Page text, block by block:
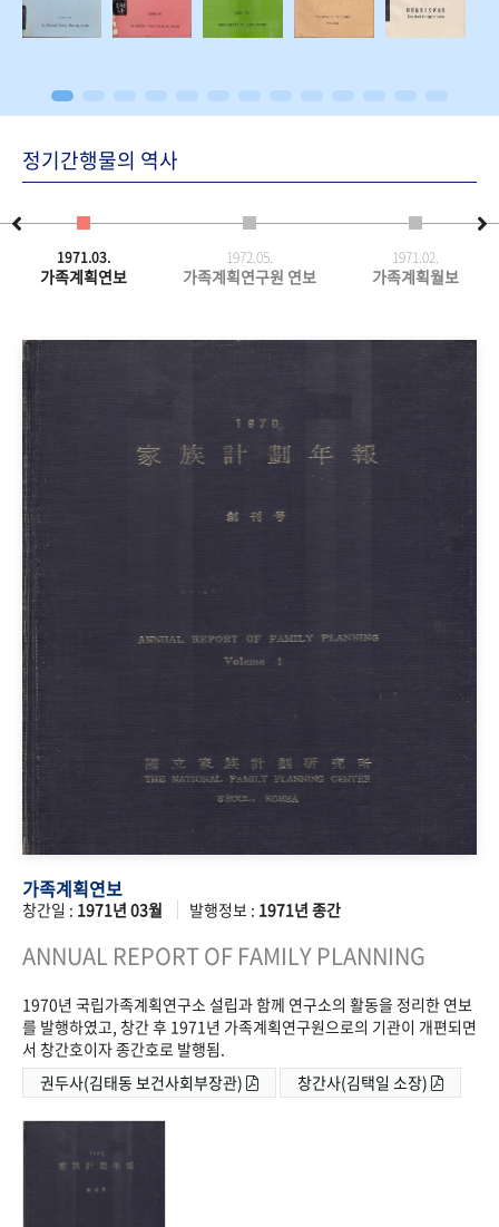
정기간행물의 역사
1971.03.
가족계획연보
1972.05.
가족계획연구원 연보
1971.02.
가족계획월보
가족계획연보
창간일 : 1971년 03월 발행정보 : 1971년 종간
ANNUAL REPORT OF FAMILY PLANNING
1970년 국립가족계획연구소 설립과 함께 연구소의 활동을 정리한 연보
를 발행하였고, 창간 후 1971년 가족계획연구원으로의 기관이 개편되면
서 창간호이자 종간호로 발행됨.
권두사(김태동 보건사회부장관)
창간사(김택일 소장)